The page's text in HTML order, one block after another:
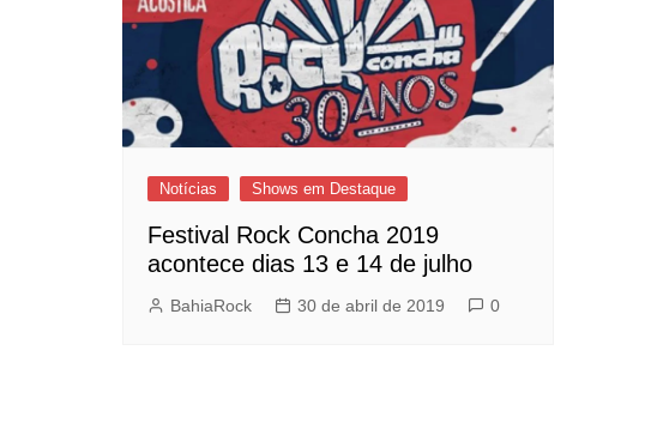
Notícias Shows em Destaque
Festival Rock Concha 2019
acontece dias 13 e 14 de julho
BahiaRock 30 de abril de 2019 0